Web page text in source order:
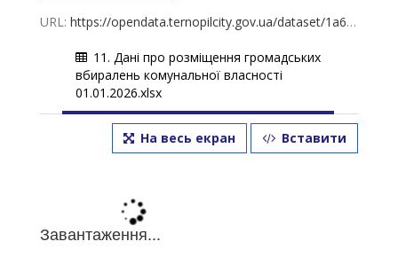
URL: https://opendata.ternopilcity.gov.ua/dataset/1a67a016-15b8-42b7-8639-9965ec10030e/resource/f492325b-46c9-44c0-a32c-ee3fbfd07719/download/11.-01.01.2026.xlsx
11. Дані про розміщення громадських
вбиралень комунальної власності
01.01.2026.xlsx
На весь екран Вставити